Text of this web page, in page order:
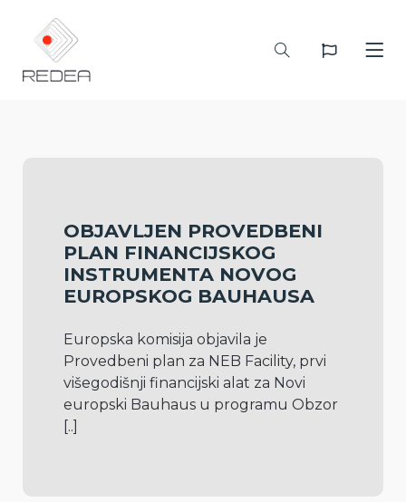
OBJAVLJEN PROVEDBENI
PLAN FINANCIJSKOG
INSTRUMENTA NOVOG
EUROPSKOG BAUHAUSA
Europska komisija objavila je
Provedbeni plan za NEB Facility, prvi
višegodišnji financijski alat za Novi
[..]